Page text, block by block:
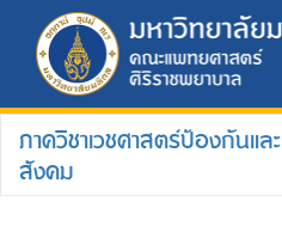
ภาควิชาเวชศาสตร์ป้องกันและ
สังคม